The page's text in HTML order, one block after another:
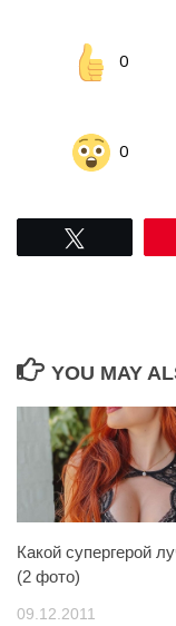
0
0
YOU MAY
Какой супергерой
(2 фото)
09.12.2011